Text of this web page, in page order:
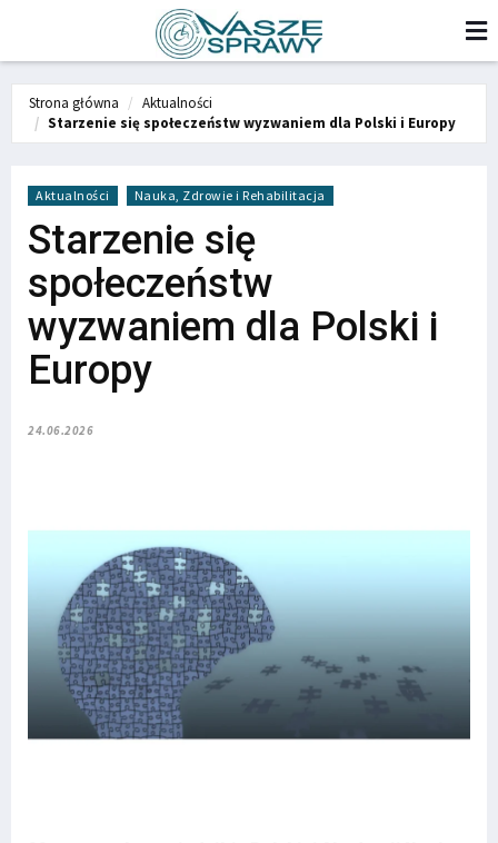
Strona główna
Aktualności
Starzenie się społeczeństw wyzwaniem dla Polski i Europy
Aktualności Nauka, Zdrowie i Rehabilitacja
Starzenie się
społeczeństw
wyzwaniem dla Polski i
Europy
24.06.2026